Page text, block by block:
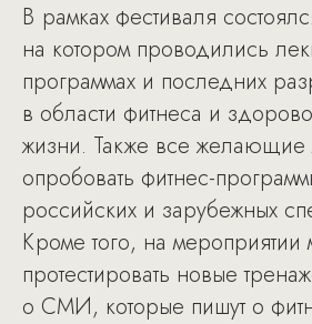
В рамках фестиваля
на котором проводились
программах и последних
в области фитнеса и
жизни. Также все желающие
опробовать фитнес-
российских и зарубежных
Кроме того, на
протестировать новые
о СМИ, которые пишут о